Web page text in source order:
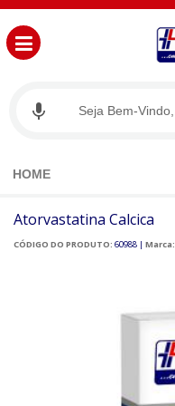
HOME
Atorvastatina Calcica
CÓDIGO DO PRODUTO: 60988 | Marca: